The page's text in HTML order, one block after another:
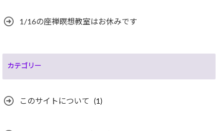
1/16の座禅瞑想教室はお休みです
カテゴリー
このサイトについて (1)